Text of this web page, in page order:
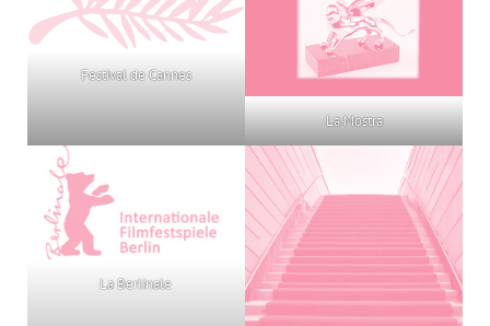
Festival de Cannes
La Mostra
La Berlinale